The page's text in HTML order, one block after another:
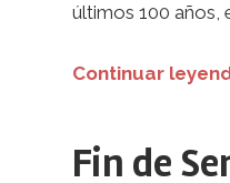
últimos 100 años,
Continuar
Fin de